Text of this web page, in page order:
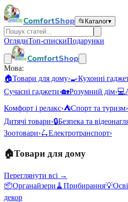
ComfortShop 📂 Каталог▾
ОглядиТоп-спискиПодарунки
ComfortShop
Мова:
🏠Товари для дому›🍳Кухонні
Сучасні гаджети›🏡Розумний дім›💻
Комфорт і релакс›⛺Спорт та туризм›
Дитячі товари›🔒Безпека та
Зоотовари›🛴Електротранспорт›
🏠Товари для дому
Переглянути всі →
📦Органайзери 🧹 Прибирання💡
декор